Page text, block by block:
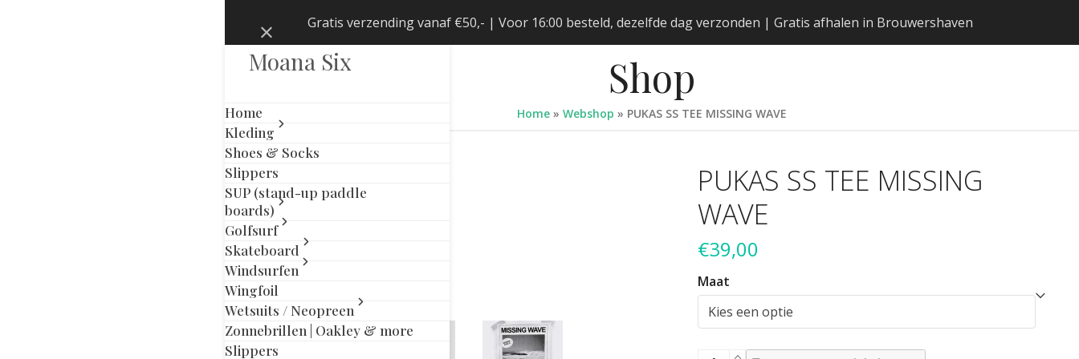
Gratis verzending vanaf €50,- | Voor 16:00 besteld, dezelfde dag verzonden | Gratis afhalen in Brouwershaven
Negeren
Moana Six
Home
Kleding
Shoes & Socks
Slippers
SUP (stand-up paddle
boards)
Golfsurf
Skateboard
Windsurfen
Wingfoil
Wetsuits / Neopreen
Zonnebrillen | Oakley & more
Slippers
Shop
Home » Webshop » PUKAS SS TEE MISSING WAVE
previous
next
PUKAS SS TEE MISSING
WAVE
€39,00
Maat